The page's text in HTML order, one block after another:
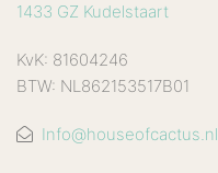
1433 GZ Kudelstaart
KvK: 81604246
BTW: NL862153517B01
Info@houseofcactus.nl